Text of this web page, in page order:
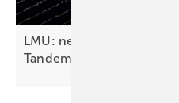
LMU: neue
Tandemsolarzellen